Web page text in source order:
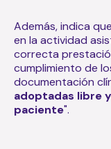
Además, indica
en la actividad
correcta
cumplimiento de
documentación
adoptadas libre
paciente".